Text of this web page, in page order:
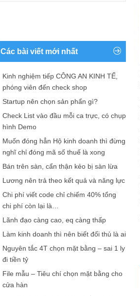
Các bài viết mới nhất
Kinh nghiệm tiếp CÔNG AN KINH TẾ,
phóng viên đến check shop
Startup nên chọn sản phẩn gì?
Check List vào đầu mỗi ca trực, có chụp
hình Demo
Muốn đóng hẳn Hộ kinh doanh thì đừng
nghĩ chỉ đóng mã số thuế là xong
Bán trên sàn, cẩn thận kẻo bị sàn lừa
Lương nên trả theo kết quả và năng lực
Chi phí viết code chỉ chiếm 40% tổng
chi phí còn lại là…
Lãnh đạo càng cao, eq càng thấp
Làm kinh doanh thì nên biết đối thủ là ai
Nguyên tắc 4T chọn mặt bằng – sai 1 ly
đi tiền tỷ
File mẫu – Tiêu chí chọn mặt bằng cho
cửa hàn